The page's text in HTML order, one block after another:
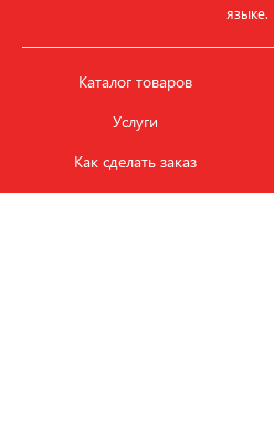
языке.
Каталог товаров
Услуги
Как сделать заказ